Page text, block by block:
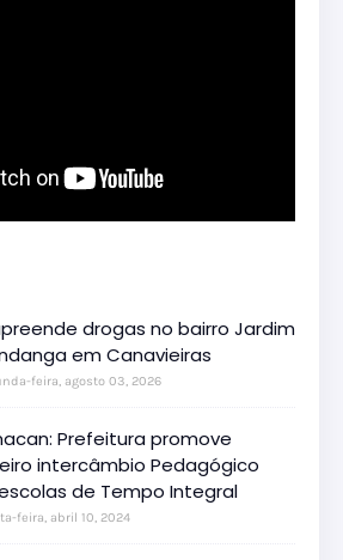
drogas no bairro Jardim
em Canavieiras
feira, agosto 03, 2026
Prefeitura promove
intercâmbio Pedagógico
de Tempo Integral
feira, abril 10, 2024